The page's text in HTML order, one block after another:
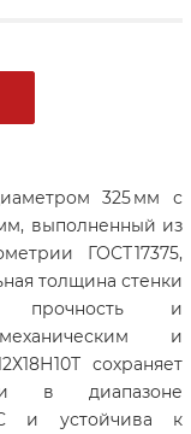
325 мм с
выполненный из
ГОСТ 17375,
толщина стенки
прочность и
и
сохраняет
в диапазоне
и устойчива к